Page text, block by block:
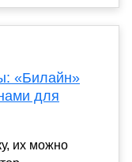
«Билайн»
для
их можно